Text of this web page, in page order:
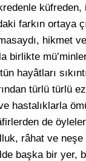
küfreden,
farkın ortaya
hikmet
birlikte
hayâtları
türlü türlü
hastalıklarla
de
râhat ve neşe
başka bir yer,